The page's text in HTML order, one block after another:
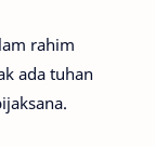
rahim
ada tuhan